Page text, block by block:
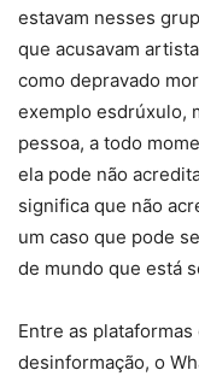
estavam nesses
que acusavam
como depravado
exemplo esdrúxulo,
pessoa, a todo
ela pode não
significa que não
um caso que pode
de mundo que está
Entre as
desinformação, o